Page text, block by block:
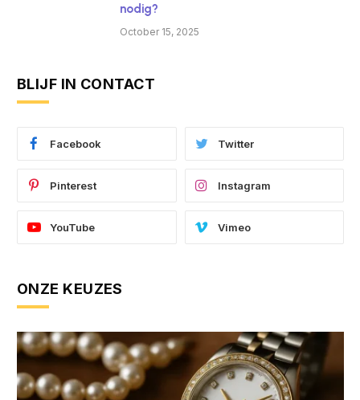
nodig?
October 15, 2025
BLIJF IN CONTACT
Facebook Twitter
Pinterest Instagram
YouTube Vimeo
ONZE KEUZES